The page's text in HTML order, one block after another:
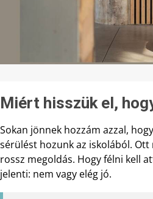
Miért hisszük el,
Sokan jönnek hozzám azzal, hogy
sérülést hozunk az iskolából.
rossz megoldás. Hogy félni kell
jelenti: nem vagy elég jó.